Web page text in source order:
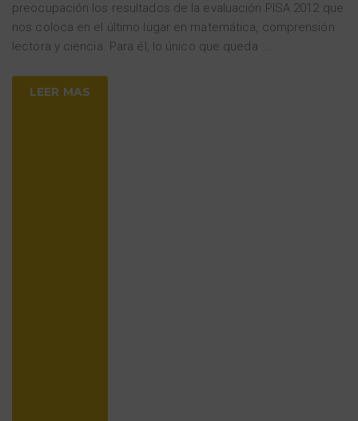
preocupación los resultados de la evaluación PISA 2012 que
nos coloca en el último lugar en matemática, comprensión
lectora y ciencia. Para él, lo único que queda
LEER MAS